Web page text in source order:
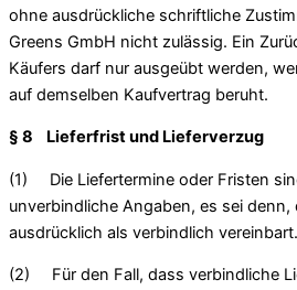
ohne ausdrückliche schriftliche
Greens GmbH nicht zulässig. Ein
Käufers darf nur ausgeübt werden,
auf demselben Kaufvertrag beruht.
§ 8 Lieferfrist und Lieferverzug
(1) Die Liefertermine oder Fristen
unverbindliche Angaben, es sei denn,
ausdrücklich als verbindlich vereinbart.
(2) Für den Fall, dass verbindliche